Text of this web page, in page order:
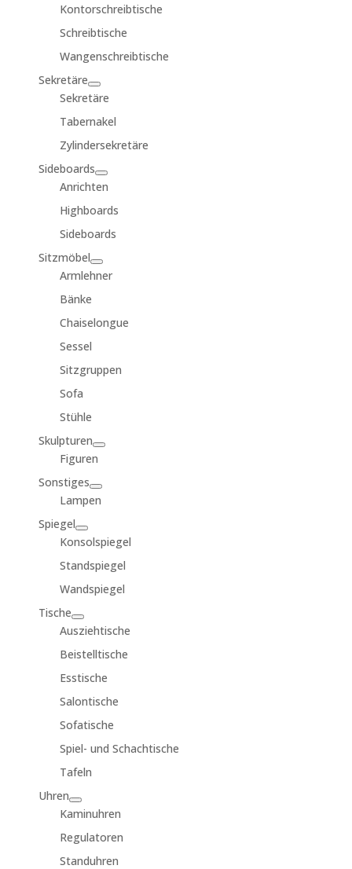
Kontorschreibtische
Schreibtische
Wangenschreibtische
Sekretäre
Sekretäre
Tabernakel
Zylindersekretäre
Sideboards
Anrichten
Highboards
Sideboards
Sitzmöbel
Armlehner
Bänke
Chaiselongue
Sessel
Sitzgruppen
Sofa
Stühle
Skulpturen
Figuren
Sonstiges
Lampen
Spiegel
Konsolspiegel
Standspiegel
Wandspiegel
Tische
Ausziehtische
Beistelltische
Esstische
Salontische
Sofatische
Spiel- und Schachtische
Tafeln
Uhren
Kaminuhren
Regulatoren
Standuhren